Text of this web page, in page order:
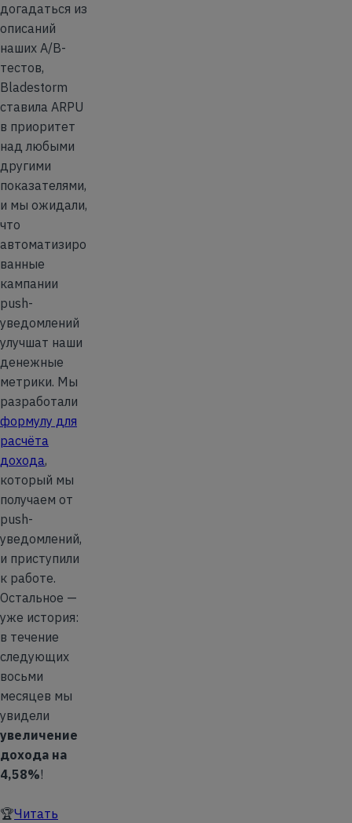
догадаться из
описаний
наших A/B-
тестов,
Bladestorm
ставила ARPU
в приоритет
над любыми
другими
показателями,
и мы ожидали,
что
автоматизиро
ванные
кампании
push-
уведомлений
улучшат наши
денежные
метрики. Мы
разработали
формулу для
расчёта
дохода,
который мы
получаем от
push-
уведомлений,
и приступили
к работе.
Остальное —
уже история:
в течение
следующих
восьми
месяцев мы
увидели
увеличение
дохода на
4,58%!
🏆Читать